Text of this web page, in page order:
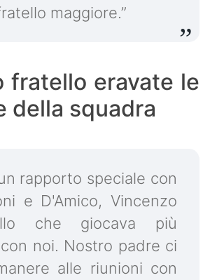
maggiore.”
fratello eravate le
della squadra
rapporto speciale con
e D'Amico, Vincenzo
che giocava più
noi. Nostro padre ci
alle riunioni con